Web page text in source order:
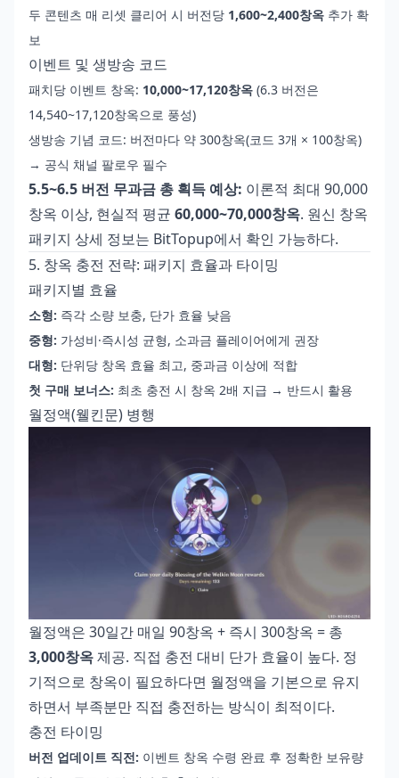
두 콘텐츠 매 리셋 클리어 시 버전당 1,600~2,400창옥 추가 확
보
이벤트 및 생방송 코드
패치당 이벤트 창옥: 10,000~17,120창옥 (6.3 버전은
14,540~17,120창옥으로 풍성)
생방송 기념 코드: 버전마다 약 300창옥(코드 3개 × 100창옥)
→ 공식 채널 팔로우 필수
5.5~6.5 버전 무과금 총 획득 예상: 이론적 최대 90,000
창옥 이상, 현실적 평균 60,000~70,000창옥. 원신 창옥
패키지 상세 정보는 BitTopup에서 확인 가능하다.
5. 창옥 충전 전략: 패키지 효율과 타이밍
패키지별 효율
소형: 즉각 소량 보충, 단가 효율 낮음
중형: 가성비·즉시성 균형, 소과금 플레이어에게 권장
대형: 단위당 창옥 효율 최고, 중과금 이상에 적합
첫 구매 보너스: 최초 충전 시 창옥 2배 지급 → 반드시 활용
월정액(웰킨문) 병행
월정액은 30일간 매일 90창옥 + 즉시 300창옥 = 총
3,000창옥제공. 직접 충전 대비 단가 효율이 높다. 정
기적으로 창옥이 필요하다면 월정액을 기본으로 유지
하면서 부족분만 직접 충전하는 방식이 최적이다.
충전 타이밍
버전 업데이트 직전: 이벤트 창옥 수령 완료 후 정확한 보유량